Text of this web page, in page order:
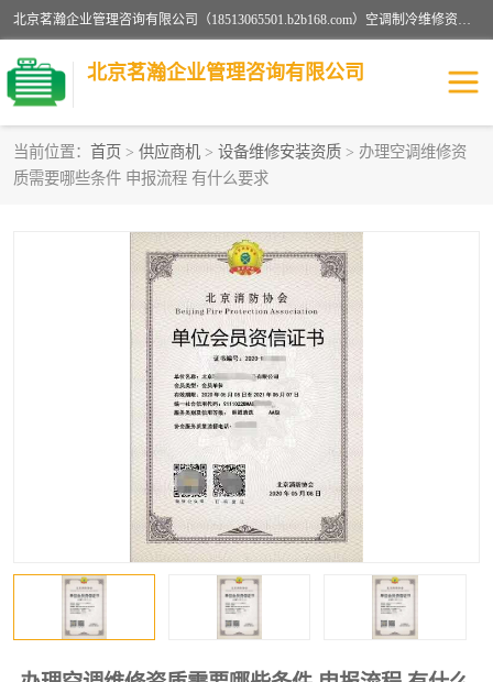
北京茗瀚企业管理咨询有限公司（18513065501.b2b168.com）空调制冷维修资质,油烟管道清洗资质,清洗行业资质公司秉承“顾客至上，锐意进缺的经营理念，我们提供高质量的产品，坚持“客户”的原则为广大客户提供贴心服务。如果你对公司的产品感兴趣，可以联系高经理，我们会用好的产品和服务让您满意。
北京茗瀚企业管理咨询有限公司
当前位置： 首页 > 供应商机 > 设备维修安装资质 > 办理空调维修资
质需要哪些条件 申报流程 有什么要求
烟道清洗资质
认证服务
防爆电气维修安装资质 空调制冷维修安装资质
矿用设备检修资质